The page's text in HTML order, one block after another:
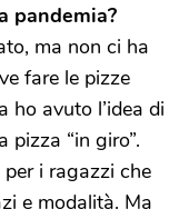
pandemia?
ma non ci ha
fare le pizze
ho avuto l’idea di
“in giro”.
i ragazzi che
e modalità. Ma